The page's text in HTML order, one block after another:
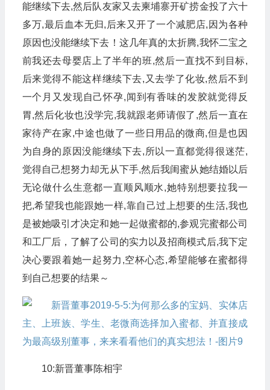
能继续下去,然后队友家又去柬埔寨开矿捞金投了六十
多万,最后血本无归,后来又开了一个减肥店,因为各种
原因也没能继续下去！这几年真的太折腾,我怀二宝之
前我还去母婴店上了半年的班,然后一直找不到目标,
后来觉得不能这样继续下去,又去学了化妆,然后不到
一个月又发现自己怀孕,闻到有香味的发胶就觉得反
胃,然后化妆也没学完,我就跟老师请假了,然后一直在
家待产在家,中途也做了一些日用品的微商,但是也因
为自身的原因没能继续下去,所以一直都觉得很迷茫,
觉得自己想努力却无从下手,然后我闺蜜从她结婚以后
无论做什么生意都一直顺风顺水,她特别想要拉我一
把,希望我也能跟她一样,靠自己过上想要的生活,我也
是被她吸引才决定和她一起做蜜都的,参观完蜜都公司
和工厂后，了解了公司的实力以及招商模式后,我下定
决心要跟着她一起努力,空杯心态,希望能够在蜜都得
到自己想要的结果～
10:新晋董事陈相宇